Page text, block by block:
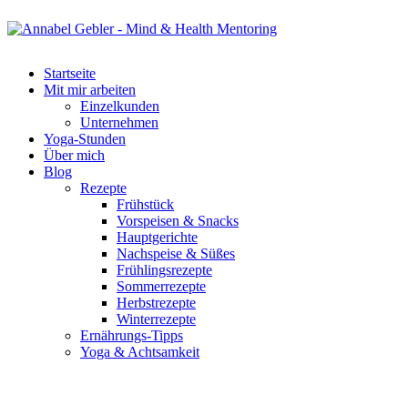
Startseite
Mit mir arbeiten
Einzelkunden
Unternehmen
Yoga-Stunden
Über mich
Blog
Rezepte
Frühstück
Vorspeisen & Snacks
Hauptgerichte
Nachspeise & Süßes
Frühlingsrezepte
Sommerrezepte
Herbstrezepte
Winterrezepte
Ernährungs-Tipps
Yoga & Achtsamkeit